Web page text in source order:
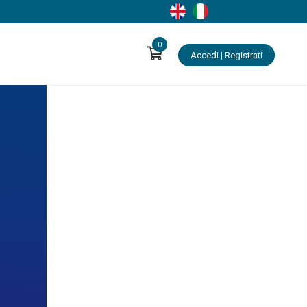
0
Accedi | Registrati